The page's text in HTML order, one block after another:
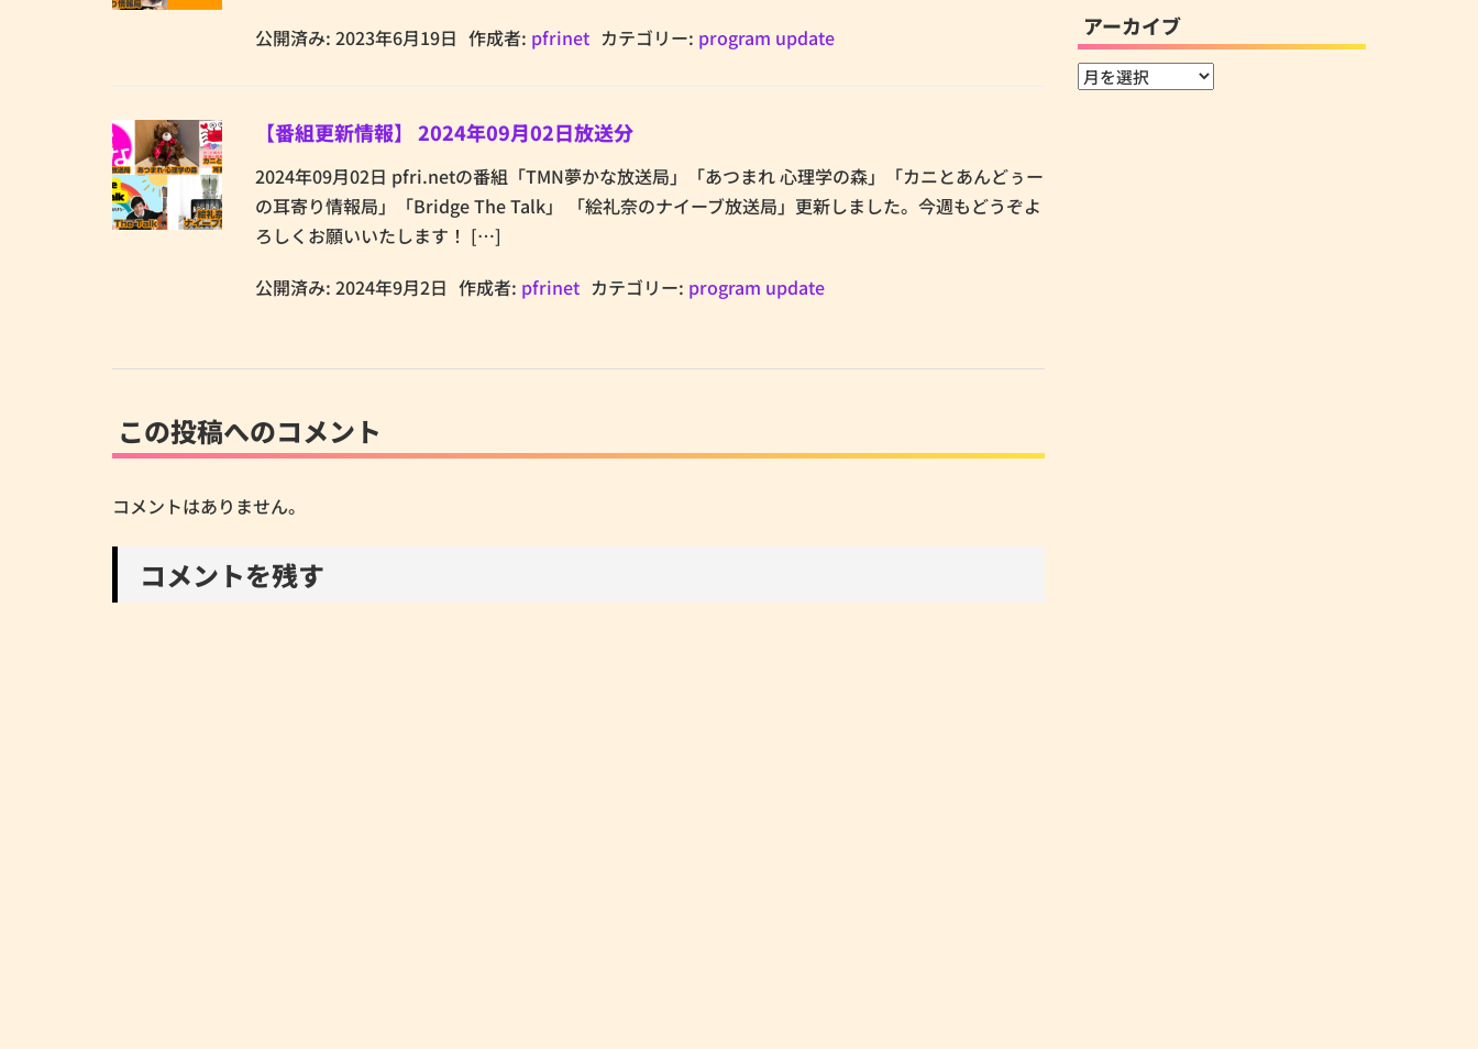
公開済み: 2023年6月19日 作成者: pfrinet カテゴリー: program update
【番組更新情報】 2024年09月02日放送分
2024年09月02日 pfri.netの番組「TMN夢かな放送局」「あつまれ 心理学の森」「カニとあんどぅー
の耳寄り情報局」「Bridge The Talk」 「絵礼奈のナイーブ放送局」更新しました。今週もどうぞよ
ろしくお願いいたします！ […]
公開済み: 2024年9月2日 作成者: pfrinet カテゴリー: program update
この投稿へのコメント
コメントはありません。
コメントを残す
アーカイブ
ア